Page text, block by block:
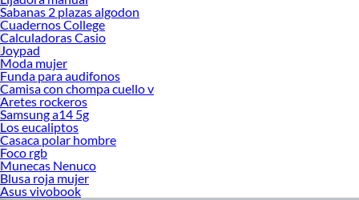
Sabanas 2 plazas algodon
Cuadernos College
Calculadoras Casio
Joypad
Moda mujer
Funda para audifonos
Camisa con chompa cuello v
Aretes rockeros
Samsung a14 5g
Los eucaliptos
Casaca polar hombre
Foco rgb
Munecas Nenuco
Blusa roja mujer
Asus vivobook